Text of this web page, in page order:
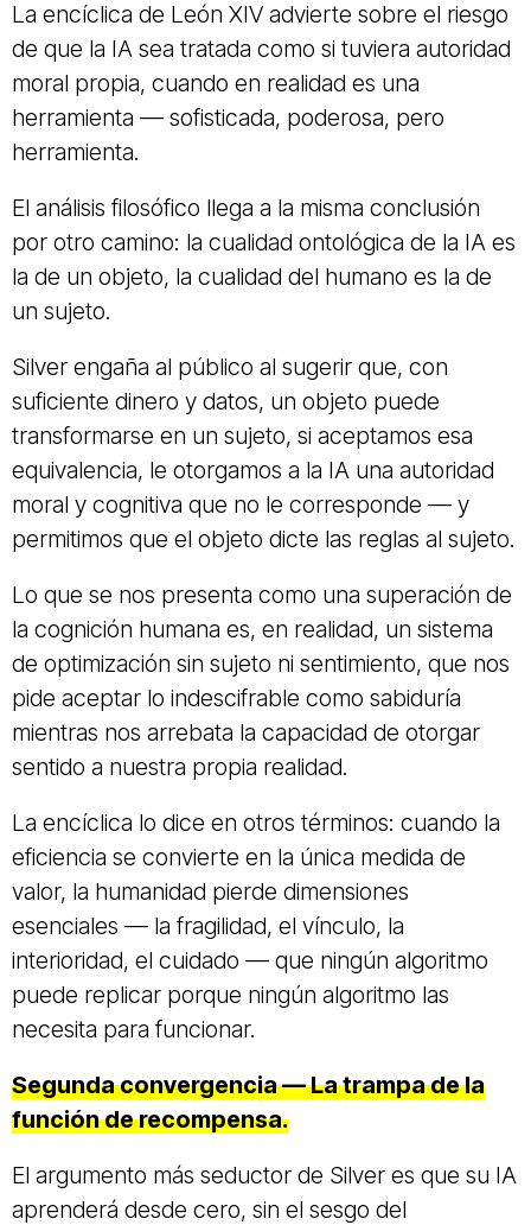
La encíclica de León XIV advierte sobre el riesgo
de que la IA sea tratada como si tuviera autoridad
moral propia, cuando en realidad es una
herramienta — sofisticada, poderosa, pero
herramienta.
El análisis filosófico llega a la misma conclusión
por otro camino: la cualidad ontológica de la IA es
la de un objeto, la cualidad del humano es la de
un sujeto.
Silver engaña al público al sugerir que, con
suficiente dinero y datos, un objeto puede
transformarse en un sujeto, si aceptamos esa
equivalencia, le otorgamos a la IA una autoridad
moral y cognitiva que no le corresponde — y
permitimos que el objeto dicte las reglas al sujeto.
Lo que se nos presenta como una superación de
la cognición humana es, en realidad, un sistema
de optimización sin sujeto ni sentimiento, que nos
pide aceptar lo indescifrable como sabiduría
mientras nos arrebata la capacidad de otorgar
sentido a nuestra propia realidad.
La encíclica lo dice en otros términos: cuando la
eficiencia se convierte en la única medida de
valor, la humanidad pierde dimensiones
esenciales — la fragilidad, el vínculo, la
interioridad, el cuidado — que ningún algoritmo
puede replicar porque ningún algoritmo las
necesita para funcionar.
Segunda convergencia — La trampa de la
función de recompensa.
El argumento más seductor de Silver es que su IA
aprenderá desde cero, sin el sesgo del